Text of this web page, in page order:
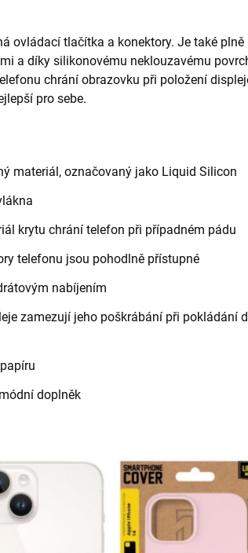
ovládací tlačítka a konektory. Je také plně
a díky silikonovému neklouzavému
chrání obrazovku při položení
pro sebe.
materiál, označovaný jako Liquid Silicon
krytu chrání telefon při případném pádu
telefonu jsou pohodlně přístupné
nabíjením
zamezují jeho poškrábání při pokládání
doplněk